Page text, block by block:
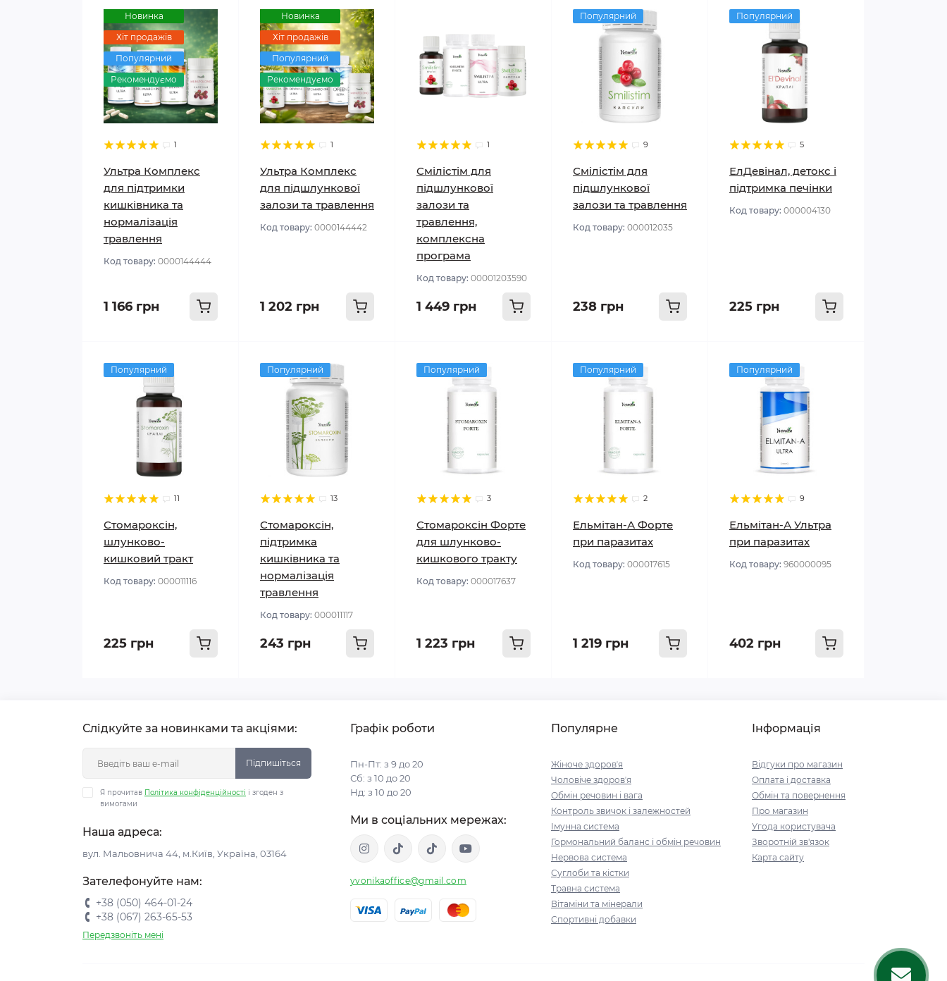
Новинка
Хіт продажів
Популярний
Рекомендуємо
1
Ультра Комплекс
для підтримки
кишківника та
нормалізація
травлення
Код товару: 0000144444
1 166 грн
Новинка
Хіт продажів
Популярний
Рекомендуємо
1
Ультра Комплекс
для підшлункової
залози та травлення
Код товару: 0000144442
1 202 грн
1
Смілістім для
підшлункової
залози та
травлення,
комплексна
програма
Код товару: 00001203590
1 449 грн
Популярний
9
Смілістім для
підшлункової
залози та травлення
Код товару: 000012035
238 грн
Популярний
5
ЕлДевінал, детокс і
підтримка печінки
Код товару: 000004130
225 грн
Популярний
11
Стомароксін,
шлунково-
кишковий тракт
Код товару: 000011116
225 грн
Популярний
13
Стомароксін,
підтримка
кишківника та
нормалізація
травлення
Код товару: 000011117
243 грн
Популярний
3
Стомароксін Форте
для шлунково-
кишкового тракту
Код товару: 000017637
1 223 грн
Популярний
2
Ельмітан-А Форте
при паразитах
Код товару: 000017615
1 219 грн
Популярний
9
Ельмітан-А Ультра
при паразитах
Код товару: 960000095
402 грн
Слідкуйте за новинками та акціями:
Підпишіться
Я прочитав Політика конфіденційності і згоден з
вимогами
Наша адреса:
вул. Мальовнича 44, м.Київ, Україна, 03164
Зателефонуйте нам:
+38 (050) 464-01-24
+38 (067) 263-65-53
Передзвоніть мені
Графік роботи
Пн-Пт: з 9 до 20
Сб: з 10 до 20
Нд: з 10 до 20
Ми в соціальних мережах:
yvonikaoffice@gmail.com
Популярне
Жіноче здоровʼя
Чоловіче здоровʼя
Обмін речовин і вага
Контроль звичок і залежностей
Імунна система
Гормональний баланс і обмін речовин
Нервова система
Суглоби та кістки
Травна система
Вітаміни та мінерали
Спортивні добавки
Інформація
Відгуки про магазин
Оплата і доставка
Обмін та повернення
Про магазин
Угода користувача
Зворотній зв'язок
Карта сайту